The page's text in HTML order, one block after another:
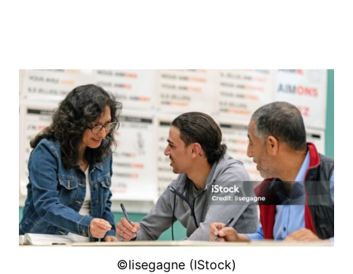
écrites
des
élèves
du
primaire?
Entretien
©lisegagne (IStock)